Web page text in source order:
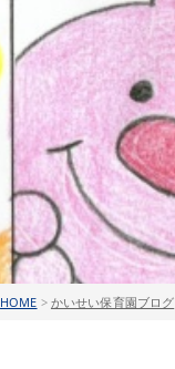
HOME > かいせい保育園ブログ